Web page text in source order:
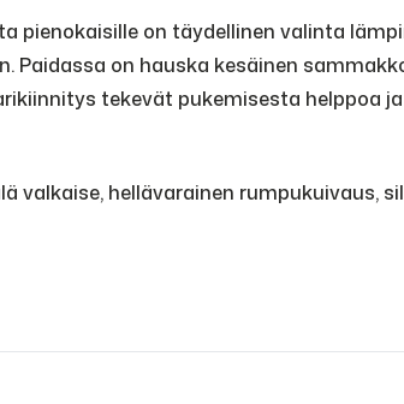
pienokaisille on täydellinen valinta
Paidassa on hauska kesäinen
tekevät pukemisesta helppoa
valkaise, hellävarainen rumpukuivaus,